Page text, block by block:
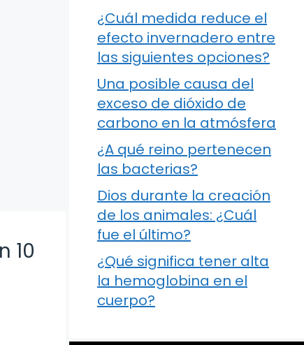
10
¿Cuál medida reduce el
efecto invernadero entre
las siguientes opciones?
Una posible causa del
exceso de dióxido de
carbono en la atmósfera
¿A qué reino pertenecen
las bacterias?
Dios durante la creación
de los animales: ¿Cuál
fue el último?
¿Qué significa tener alta
la hemoglobina en el
cuerpo?